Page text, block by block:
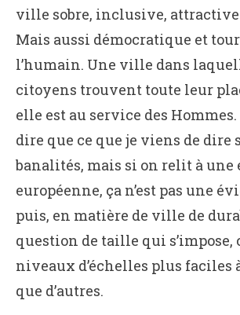
ville sobre, inclusive,
Mais aussi démocratique et
l’humain. Une ville dans
citoyens trouvent toute leur
elle est au service des Hommes.
dire que ce que je viens de dire
banalités, mais si on relit à une
européenne, ça n’est pas une
puis, en matière de ville de
question de taille qui s’impose,
niveaux d’échelles plus
que d’autres.